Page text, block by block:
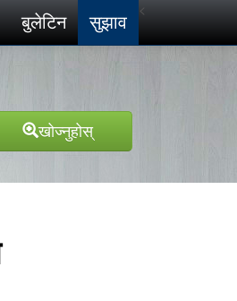
बुलेटिन
<
सुझाव
खोज्‍नुहोस्